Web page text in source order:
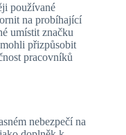
používané
na probíhající
umístit značku
přizpůsobit
pracovníků
nebezpečí na